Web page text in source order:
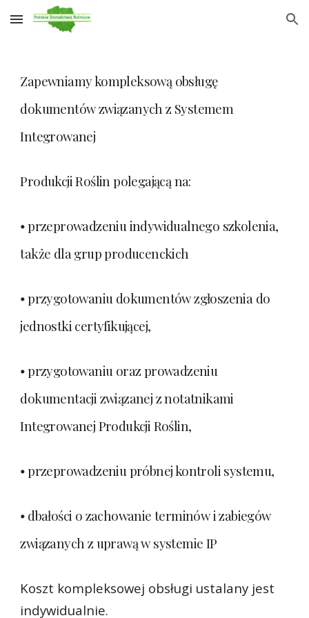
Skip to main content Skip to navigation
Zapewniamy kompleksową obsługę
dokumentów związanych z Systemem
Integrowanej
Produkcji Roślin polegającą na:
⦁ przeprowadzeniu indywidualnego szkolenia,
także dla grup producenckich
⦁ przygotowaniu dokumentów zgłoszenia do
jednostki certyfikującej,
⦁ przygotowaniu oraz prowadzeniu
dokumentacji związanej z notatnikami
Integrowanej Produkcji Roślin,
⦁ przeprowadzeniu próbnej kontroli systemu,
⦁ dbałości o zachowanie terminów i zabiegów
związanych z uprawą w systemie IP
Koszt kompleksowej obsługi ustalany jest
indywidualnie.